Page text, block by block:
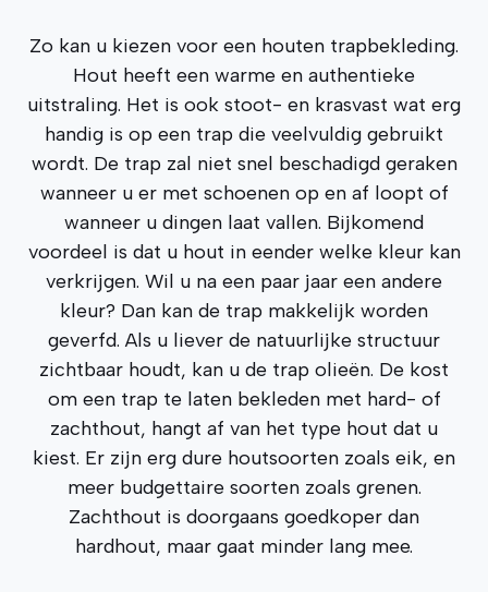
Zo kan u kiezen voor een houten trapbekleding.
Hout heeft een warme en authentieke
uitstraling. Het is ook stoot- en krasvast wat erg
handig is op een trap die veelvuldig gebruikt
wordt. De trap zal niet snel beschadigd geraken
wanneer u er met schoenen op en af loopt of
wanneer u dingen laat vallen. Bijkomend
voordeel is dat u hout in eender welke kleur kan
verkrijgen. Wil u na een paar jaar een andere
kleur? Dan kan de trap makkelijk worden
geverfd. Als u liever de natuurlijke structuur
zichtbaar houdt, kan u de trap olieën. De kost
om een trap te laten bekleden met hard- of
zachthout, hangt af van het type hout dat u
kiest. Er zijn erg dure houtsoorten zoals eik, en
meer budgettaire soorten zoals grenen.
Zachthout is doorgaans goedkoper dan
hardhout, maar gaat minder lang mee.